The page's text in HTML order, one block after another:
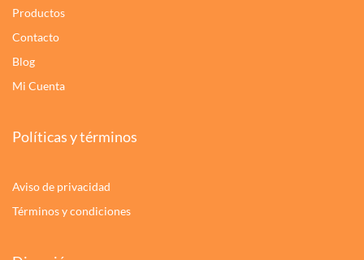
Productos
Contacto
Blog
Mi Cuenta
Políticas y términos
Aviso de privacidad
Términos y condiciones